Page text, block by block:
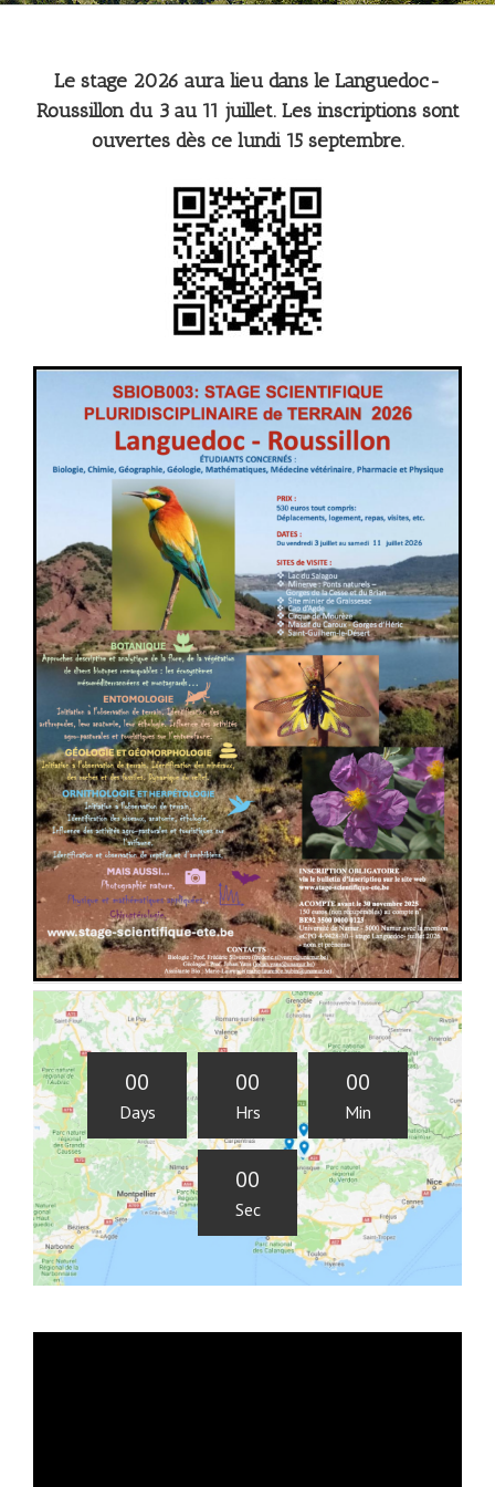
Le stage 2026 aura lieu dans le Languedoc-
Roussillon du 3 au 11 juillet. Les inscriptions sont
ouvertes dès ce lundi 15 septembre.
00
Days
00
Hrs
00
Min
00
Sec